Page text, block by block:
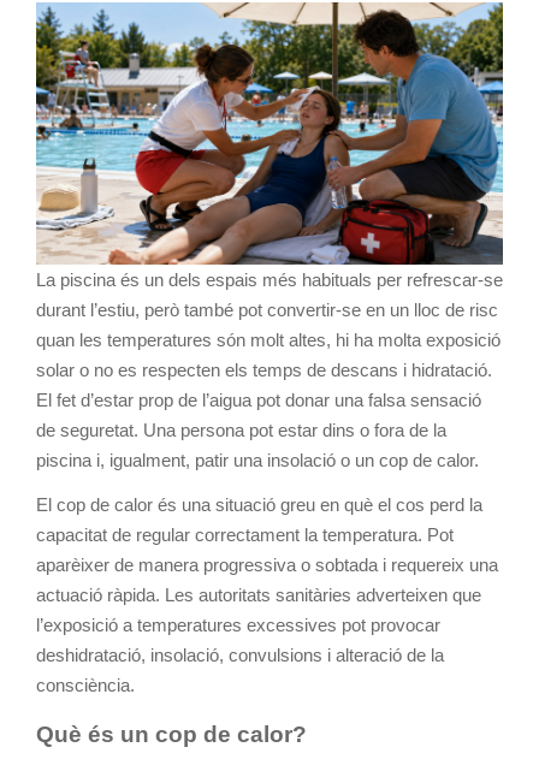
La piscina és un dels espais més habituals per refrescar-se
durant l’estiu, però també pot convertir-se en un lloc de risc
quan les temperatures són molt altes, hi ha molta exposició
solar o no es respecten els temps de descans i hidratació.
El fet d’estar prop de l’aigua pot donar una falsa sensació
de seguretat. Una persona pot estar dins o fora de la
piscina i, igualment, patir una insolació o un cop de calor.
El cop de calor és una situació greu en què el cos perd la
capacitat de regular correctament la temperatura. Pot
aparèixer de manera progressiva o sobtada i requereix una
actuació ràpida. Les autoritats sanitàries adverteixen que
l’exposició a temperatures excessives pot provocar
deshidratació, insolació, convulsions i alteració de la
consciència.
Què és un cop de calor?